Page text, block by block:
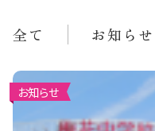
全て お知らせ
お知らせ